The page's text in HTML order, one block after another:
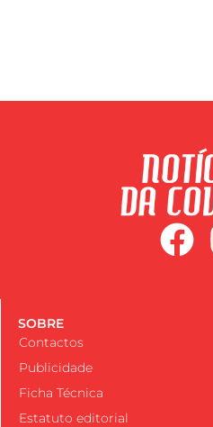
SOBRE
Contactos
Publicidade
Ficha Técnica
Estatuto editorial